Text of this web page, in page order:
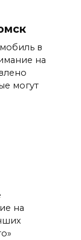
в
на
могут
на